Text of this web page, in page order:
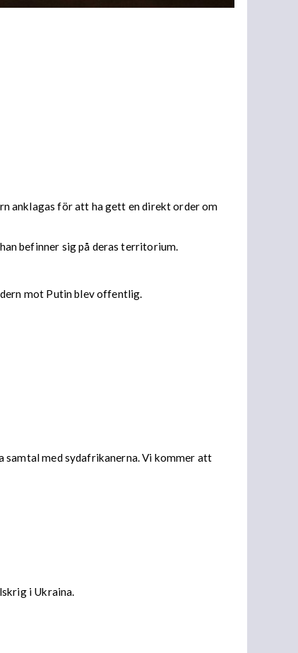
anklagas för att ha gett en direkt order om
befinner sig på deras territorium.
mot Putin blev offentlig.
med sydafrikanerna. Vi kommer att
i Ukraina.